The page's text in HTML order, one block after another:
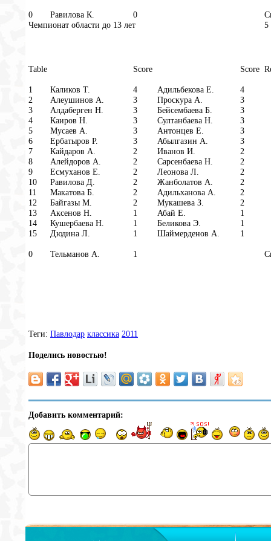
0 Равилова К. 0
Чемпионат области до 13 лет
5
Table Score Score
1 Каликов Т. 4 Адильбекова Е.
4
2
Алеушинов А. 3 Проскура А.
3
3
Алдаберген Н. 3 Бейсембаева Б.
3
4
Каиров Н. 3 Султанбаева Н.
3
5
Мусаев А. 3 Антонцев Е.
3
6
Ербатыров Р. 3 Абылгазин А.
3
7
Кайдаров А. 2 Иванов И.
2
8
Алейдоров А. 2 Сарсенбаева Н.
2
9
Есмуханов Е. 2 Леонова Л.
2
10
Равилова Д. 2 Жанболатов А.
2
11
Макатова Б. 2 Адильханова А.
2
12
Байгазы М. 2 Мукашева З.
2
13
Аксенов Н. 1 Абай Е.
1
14
Кушербаева Н. 1 Беликова Э.
1
15
Дюдина Л. 1 Шаймерденов А. 1
0 Тельманов А. 1
Теги: Павлодар классика 2011
Поделись новостью!
Добавить комментарий: